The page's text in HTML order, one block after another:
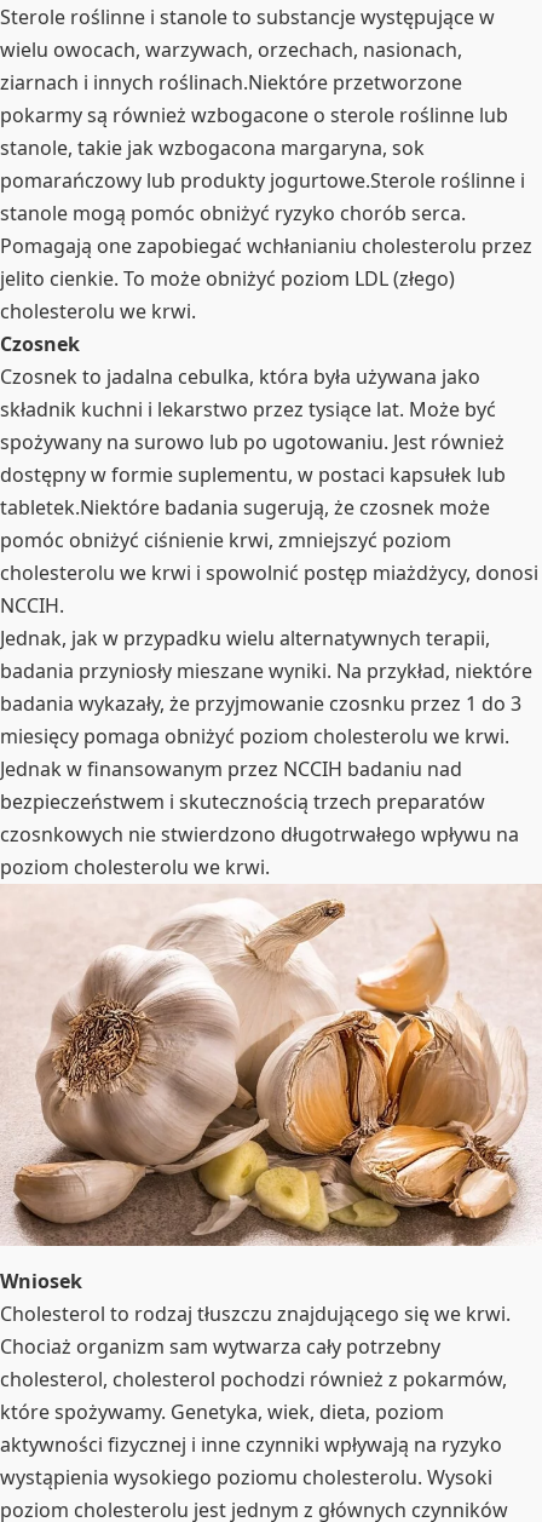
Sterole roślinne i stanole to substancje występujące w
wielu owocach, warzywach, orzechach, nasionach,
ziarnach i innych roślinach.Niektóre przetworzone
pokarmy są również wzbogacone o sterole roślinne lub
stanole, takie jak wzbogacona margaryna, sok
pomarańczowy lub produkty jogurtowe.Sterole roślinne i
stanole mogą pomóc obniżyć ryzyko chorób serca.
Pomagają one zapobiegać wchłanianiu cholesterolu przez
jelito cienkie. To może obniżyć poziom LDL (złego)
cholesterolu we krwi.
Czosnek
Czosnek to jadalna cebulka, która była używana jako
składnik kuchni i lekarstwo przez tysiące lat. Może być
spożywany na surowo lub po ugotowaniu. Jest również
dostępny w formie suplementu, w postaci kapsułek lub
tabletek.Niektóre badania sugerują, że czosnek może
pomóc obniżyć ciśnienie krwi, zmniejszyć poziom
cholesterolu we krwi i spowolnić postęp miażdżycy, donosi
NCCIH.
Jednak, jak w przypadku wielu alternatywnych terapii,
badania przyniosły mieszane wyniki. Na przykład, niektóre
badania wykazały, że przyjmowanie czosnku przez 1 do 3
miesięcy pomaga obniżyć poziom cholesterolu we krwi.
Jednak w finansowanym przez NCCIH badaniu nad
bezpieczeństwem i skutecznością trzech preparatów
czosnkowych nie stwierdzono długotrwałego wpływu na
poziom cholesterolu we krwi.
Wniosek
Cholesterol to rodzaj tłuszczu znajdującego się we krwi.
Chociaż organizm sam wytwarza cały potrzebny
cholesterol, cholesterol pochodzi również z pokarmów,
które spożywamy. Genetyka, wiek, dieta, poziom
aktywności fizycznej i inne czynniki wpływają na ryzyko
wystąpienia wysokiego poziomu cholesterolu. Wysoki
poziom cholesterolu jest jednym z głównych czynników